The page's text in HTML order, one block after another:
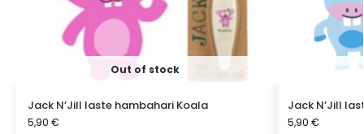
Out of stock
Jack N’Jill laste hambahari Koala
5,90 €
Jack N’Jill
5,90 €